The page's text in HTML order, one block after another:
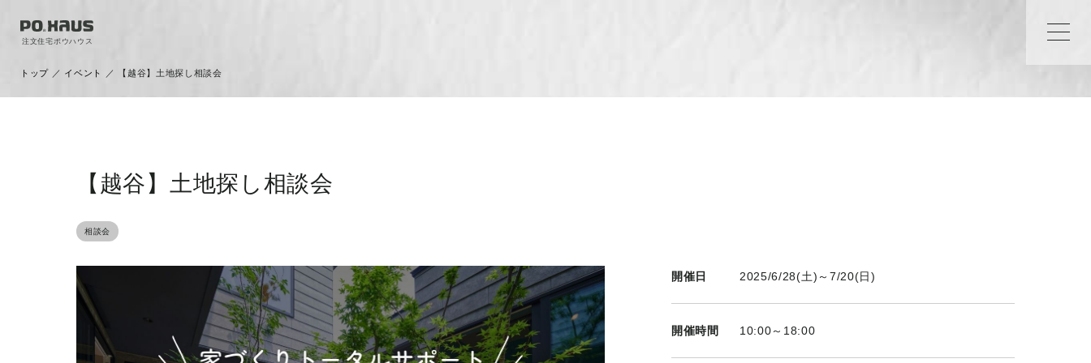
注文住宅ポウハウス
トップ ／ イベント ／ 【越谷】土地探し相談会
【越谷】土地探し相談会
相談会
開催日 2025/6/28(土)～7/20(日)
開催時間 10:00～18:00